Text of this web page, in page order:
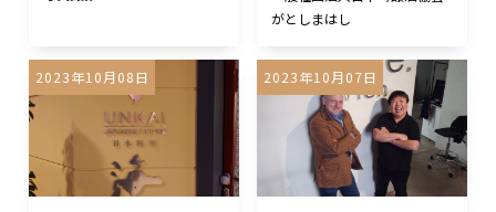
がとしまはし
2023年10月08日 2023年10月07日